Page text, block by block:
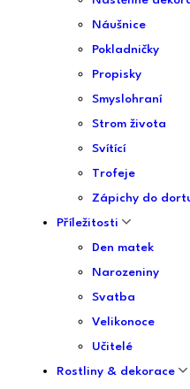
Náušnice
Pokladničky
Propisky
Smyslohraní
Strom života
Svítící
Trofeje
Zápichy do
Příležitosti
Den matek
Narozeniny
Svatba
Velikonoce
Učitelé
Rostliny & dekorace